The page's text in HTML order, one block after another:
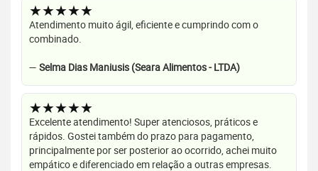
★★★★★
Atendimento muito ágil, eficiente e cumprindo com o
combinado.
— Selma Dias Maniusis (Seara Alimentos - LTDA)
★★★★★
Excelente atendimento! Super atenciosos, práticos e
rápidos. Gostei também do prazo para pagamento,
principalmente por ser posterior ao ocorrido, achei muito
empático e diferenciado em relação a outras empresas.